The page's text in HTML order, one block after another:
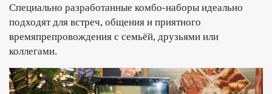
Специально разработанные комбо-наборы идеально
подходят для встреч, общения и приятного
времяпрепровождения с семьёй, друзьями или
коллегами.